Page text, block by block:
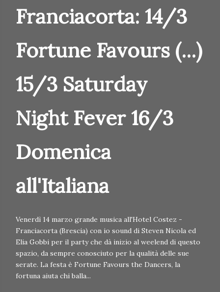
Franciacorta: 14/3
Fortune Favours (...)
15/3 Saturday
Night Fever 16/3
Domenica
all'Italiana
Venerdì 14 marzo grande musica all'Hotel Costez -
Franciacorta (Brescia) con io sound di Steven Nicola ed
Elia Gobbi per il party che dà inizio al weelend di questo
spazio, da sempre conosciuto per la qualità delle sue
serate. La festa è Fortune Favours the Dancers, la
fortuna aiuta chi balla...